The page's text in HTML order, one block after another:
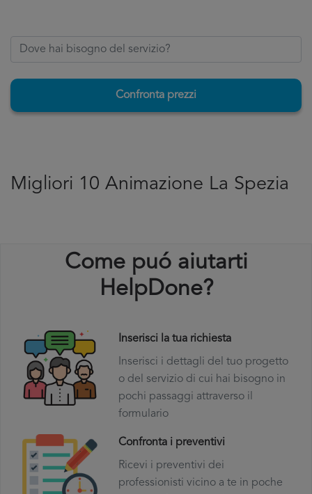
Confronta prezzi
Migliori 10 Animazione La Spezia
Come puó aiutarti
HelpDone?
Inserisci la tua richiesta
Inserisci i dettagli del tuo progetto
o del servizio di cui hai bisogno in
pochi passaggi attraverso il
formulario
Confronta i preventivi
Ricevi i preventivi dei
professionisti vicino a te in poche